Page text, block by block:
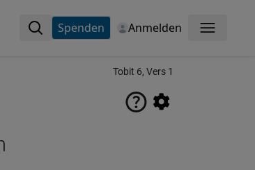
Spenden Anmelden Menü
Tobit 6, Vers 1